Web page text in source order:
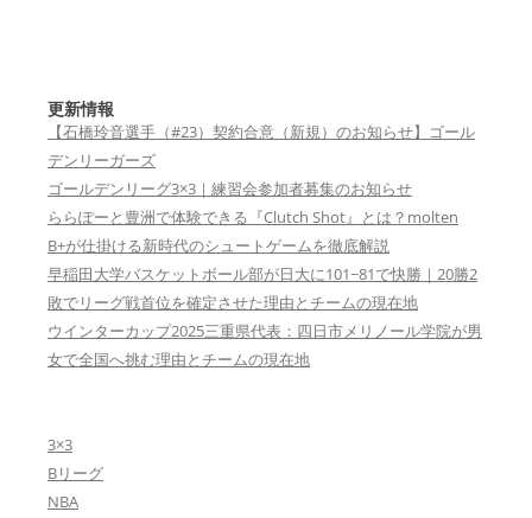
更新情報
【石橋玲音選手（#23）契約合意（新規）のお知らせ】ゴール
デンリーガーズ
ゴールデンリーグ3×3｜練習会参加者募集のお知らせ
ららぽーと豊洲で体験できる『Clutch Shot』とは？molten
B+が仕掛ける新時代のシュートゲームを徹底解説
早稲田大学バスケットボール部が日大に101−81で快勝｜20勝2
敗でリーグ戦首位を確定させた理由とチームの現在地
ウインターカップ2025三重県代表：四日市メリノール学院が男
女で全国へ挑む理由とチームの現在地
3×3
Bリーグ
NBA